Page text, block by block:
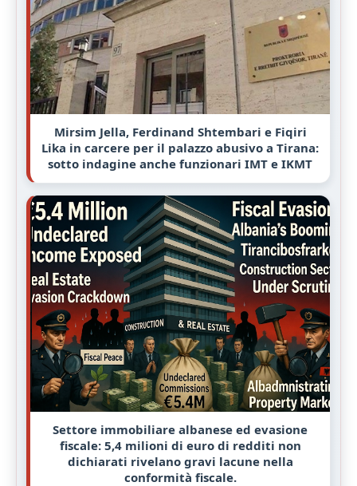
Mirsim Jella, Ferdinand Shtembari e Fiqiri
Lika in carcere per il palazzo abusivo a Tirana:
sotto indagine anche funzionari IMT e IKMT
Settore immobiliare albanese ed evasione
fiscale: 5,4 milioni di euro di redditi non
dichiarati rivelano gravi lacune nella
conformità fiscale.